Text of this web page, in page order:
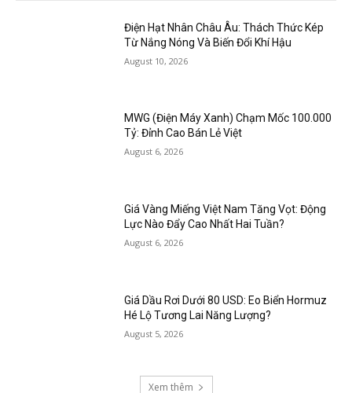
Điện Hạt Nhân Châu Âu: Thách Thức Kép
Từ Nắng Nóng Và Biến Đổi Khí Hậu
August 10, 2026
MWG (Điện Máy Xanh) Chạm Mốc 100.000
Tỷ: Đỉnh Cao Bán Lẻ Việt
August 6, 2026
Giá Vàng Miếng Việt Nam Tăng Vọt: Động
Lực Nào Đẩy Cao Nhất Hai Tuần?
August 6, 2026
Giá Dầu Rơi Dưới 80 USD: Eo Biển Hormuz
Hé Lộ Tương Lai Năng Lượng?
August 5, 2026
Xem thêm